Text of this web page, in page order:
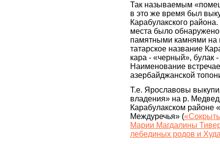
Так называемым
в это же время был
Карабулакского
места было
памятными камнями на
татарское название
кара - «черный», булак
Наименование
азербайджанской
Т.е. Ярославовы
владения» на р.
Карабулакском районе
Междуречья» (
Марии Магдалины
лебединых родов и